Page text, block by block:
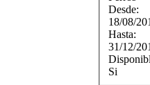
Desde:
18/08/
Hasta:
31/12/
Si